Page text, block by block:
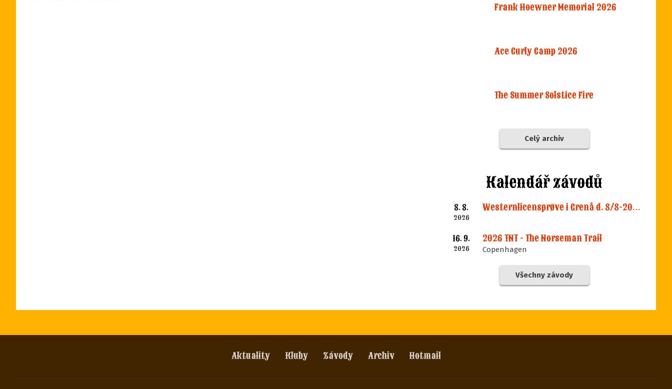
Frank Hoewner Memorial 2026
Ace Curly Camp 2026
The Summer Solstice Fire
Celý archiv
Kalendář závodů
8. 8.
2026
Westernlicensprøve i Grenå d. 8/8-2026
16. 9.
2026
2026 TNT - The Norseman Trail
Copenhagen
Všechny závody
Aktuality Kluby Závody Archiv Hotmail